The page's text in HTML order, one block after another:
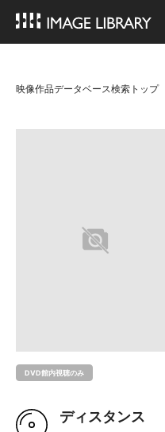
映像作品データベース検索トップ
DVD館内視聴のみ
ディスタンス